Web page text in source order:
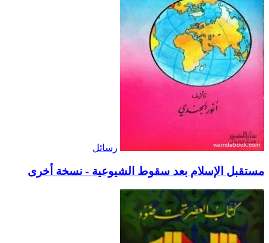
رسائل
مستقبل الإسلام بعد سقوط الشيوعية - نسخة أخرى